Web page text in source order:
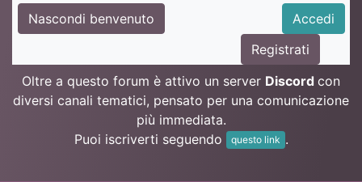
Nascondi benvenuto
Accedi
Registrati
Oltre a questo forum è attivo un server Discord con
diversi canali tematici, pensato per una comunicazione
più immediata.
Puoi iscriverti seguendo
questo link .